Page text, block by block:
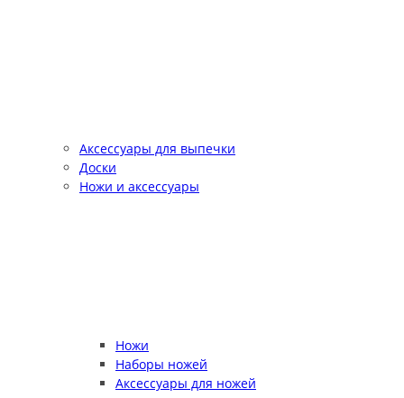
Аксессуары для выпечки
Доски
Ножи и аксессуары
Ножи
Наборы ножей
Аксессуары для ножей